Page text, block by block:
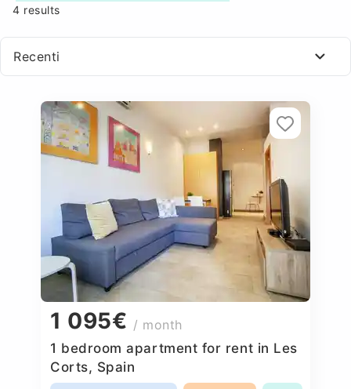
4 results
Recenti
1 095€ / month
1 bedroom apartment for rent in Les
Corts, Spain